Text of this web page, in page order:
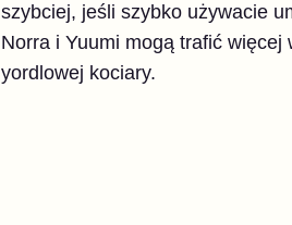
szybciej, jeśli szybko używacie
Norra i Yuumi mogą trafić
yordlowej kociary.